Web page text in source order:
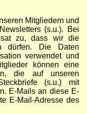
Mitgliedern und
(s.u.). Bei
zu, dass wir die
dürfen. Die Daten
verwendet und
können eine
die auf unseren
(s.u.) mit
E-Mails an diese E-
E-Mail-Adresse des